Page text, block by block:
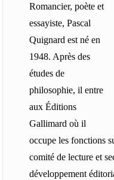
Romancier, poète et
essayiste, Pascal
Quignard est né en
1948. Après des
études de
philosophie, il entre
aux Éditions
Gallimard où il
occupe les fonctions
comité de lecture et
développement